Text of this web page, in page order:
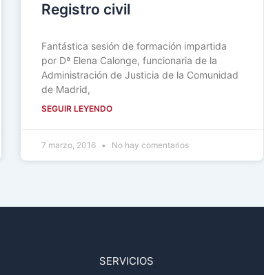
Registro civil
Fantástica sesión de formación impartida
por Dª Elena Calonge, funcionaria de la
Administración de Justicia de la Comunidad
de Madrid,
SEGUIR LEYENDO
7 marzo, 2016 No hay comentarios
SERVICIOS